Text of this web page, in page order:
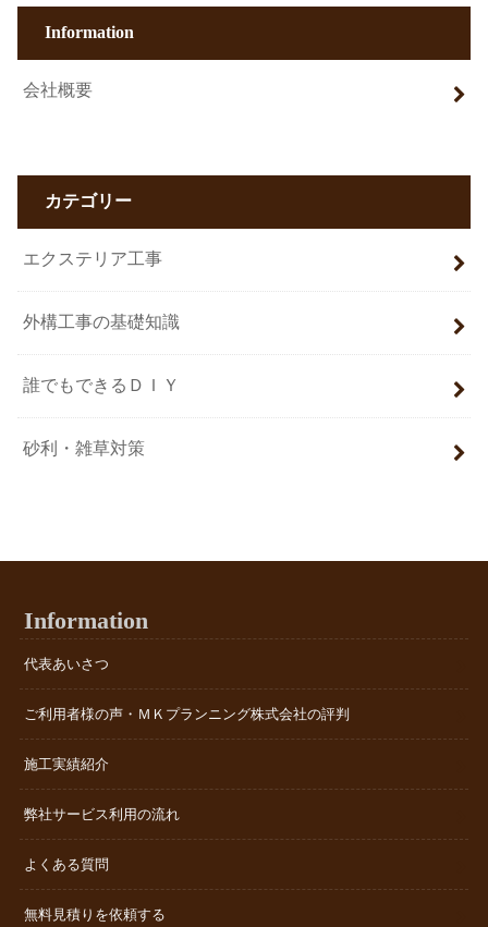
Information
会社概要
カテゴリー
エクステリア工事
外構工事の基礎知識
誰でもできるＤＩＹ
砂利・雑草対策
Information
代表あいさつ
ご利用者様の声・ＭＫプランニング株式会社の評判
施工実績紹介
弊社サービス利用の流れ
よくある質問
無料見積りを依頼する